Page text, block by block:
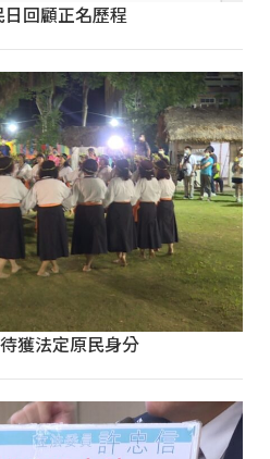
回顧正名歷程
獲法定原民身分